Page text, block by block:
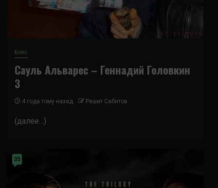
Бокс
Сауль Альварес – Геннадий Головкин
3
4 года тому назад Решит Сабитов
(далее…)
35